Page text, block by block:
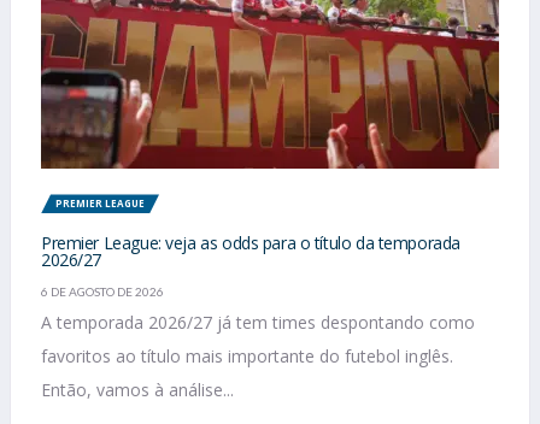
PREMIER LEAGUE
Premier League: veja as odds para o título da temporada
2026/27
6 DE AGOSTO DE 2026
A temporada 2026/27 já tem times despontando como
favoritos ao título mais importante do futebol inglês.
Então, vamos à análise...